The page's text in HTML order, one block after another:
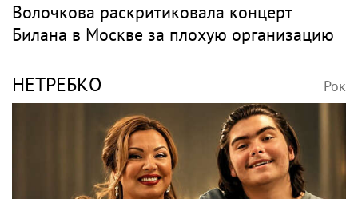
Волочкова раскритиковала концерт
Билана в Москве за плохую организацию
НЕТРЕБКО Рок